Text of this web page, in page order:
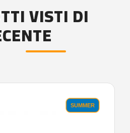
VISTI DI
SUMMER